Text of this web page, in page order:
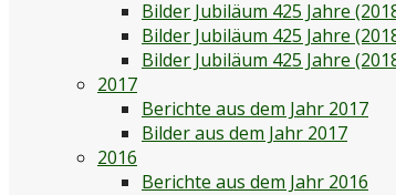
Bilder Jubiläum 425 Jahre
Bilder Jubiläum 425 Jahre
Bilder Jubiläum 425 Jahre
2017
Berichte aus dem Jahr 2017
Bilder aus dem Jahr 2017
2016
Berichte aus dem Jahr 2016